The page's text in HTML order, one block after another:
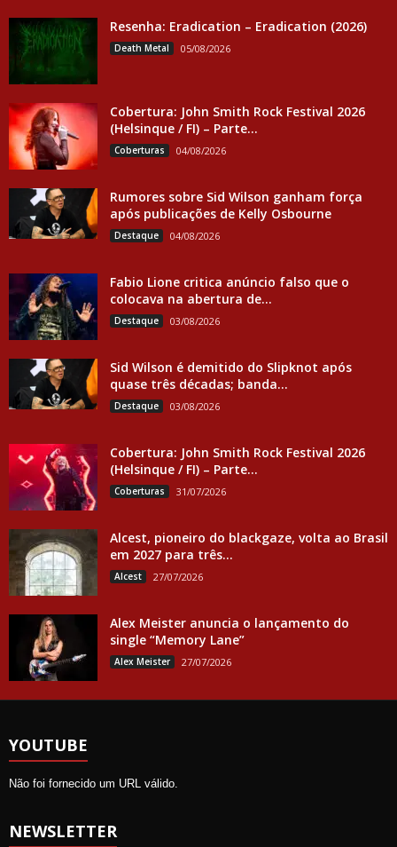
Resenha: Eradication – Eradication (2026)
Death Metal 05/08/2026
Cobertura: John Smith Rock Festival 2026
(Helsinque / FI) – Parte...
Coberturas 04/08/2026
Rumores sobre Sid Wilson ganham força
após publicações de Kelly Osbourne
Destaque 04/08/2026
Fabio Lione critica anúncio falso que o
colocava na abertura de...
Destaque 03/08/2026
Sid Wilson é demitido do Slipknot após
quase três décadas; banda...
Destaque 03/08/2026
Cobertura: John Smith Rock Festival 2026
(Helsinque / FI) – Parte...
Coberturas 31/07/2026
Alcest, pioneiro do blackgaze, volta ao Brasil
em 2027 para três...
Alcest 27/07/2026
Alex Meister anuncia o lançamento do
single “Memory Lane”
Alex Meister 27/07/2026
YOUTUBE
Não foi fornecido um URL válido.
NEWSLETTER